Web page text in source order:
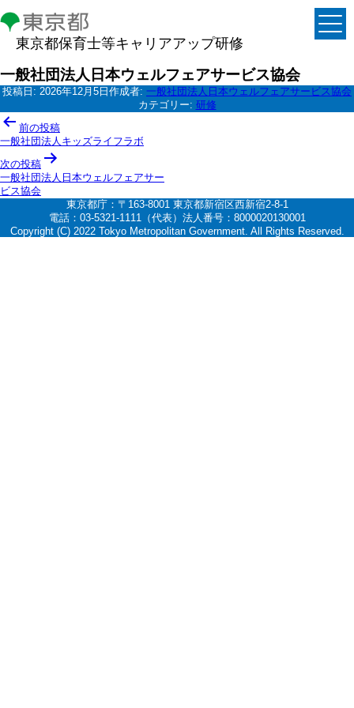
東京都保育士等キャリアアップ研修
一般社団法人日本ウェルフェアサービス協会
投稿日: 2026年12月5日 作成者: 一般社団法人日本ウェルフェアサービス協会
カテゴリー: 研修
投
稿
ナ
ビ
ゲ
ー
前の投稿
一般社団法人キッズライフラボ
次の投稿
一般社団法人日本ウェルフェアサー
ビス協会
東京都庁：〒163-8001 東京都新宿区西新宿2-8-1
電話：03-5321-1111（代表）法人番号：8000020130001
Copyright (C) 2022 Tokyo Metropolitan Government. All Rights Reserved.